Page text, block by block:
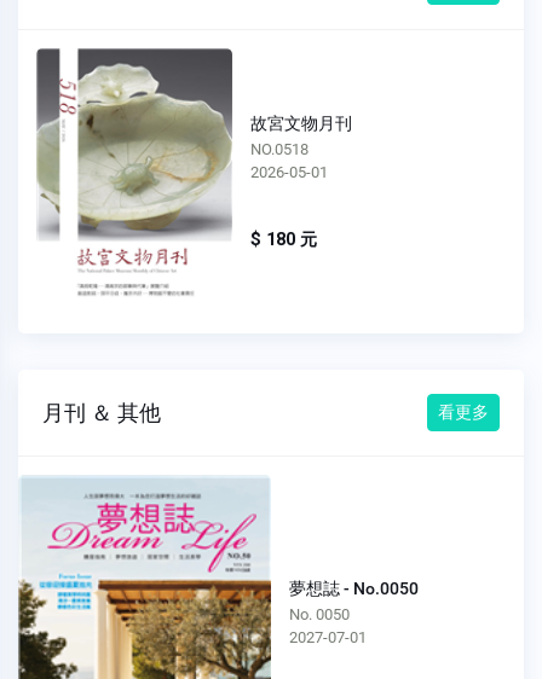
故宮文物月刊
NO.0518
2026-05-01
$ 180 元
月刊 ＆ 其他 看更多
夢想誌 - No.0050
No. 0050
2027-07-01